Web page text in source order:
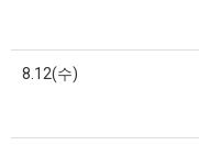
8.12(수)